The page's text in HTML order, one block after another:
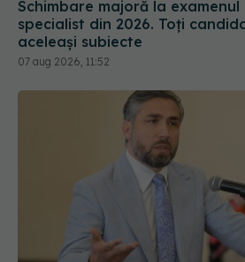
07 aug 2026, 11:52
Prof. dr. Valeriu Gheorghiță